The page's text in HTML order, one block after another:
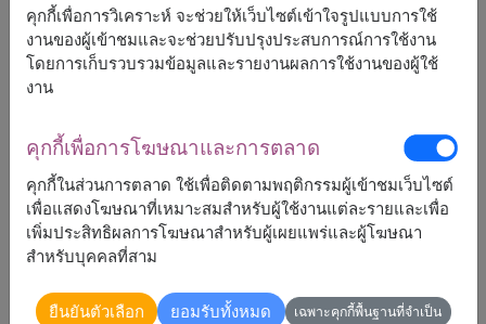
เล็กน้อย ขึ้นอยู่กับฤดูกาลและพื้นที่จัดส่ง
ราคาเปลี่ยนแปลงตามพื้นที่จัดส่ง
กรุงเทพ
กาญจนบุรี
กาฬสินธุ์
กำแพงเพชร
ขอนแก่น
จันทบุรี
ภูเก็ต
มหาสารคาม
มุกดาหาร
ยะลา
คุกกี้เพื่อการวิเคราะห์ จะช่วยให้เว็บไซต์เข้าใจรูปแบบการใช้
งานของผู้เข้าชมและจะช่วยปรับปรุงประสบการณ์การใช้งาน
โดยการเก็บรวบรวมข้อมูลและรายงานผลการใช้งานของผู้ใช้
งาน
คุกกี้เพื่อการโฆษณาและการตลาด
คุกกี้ในส่วนการตลาด ใช้เพื่อติดตามพฤติกรรมผู้เข้าชมเว็บไซต์
เพื่อแสดงโฆษณาที่เหมาะสมสำหรับผู้ใช้งานแต่ละรายและเพื่อ
เพิ่มประสิทธิผลการโฆษณาสำหรับผู้เผยแพร่และผู้โฆษณา
สำหรับบุคคลที่สาม
ยืนยันตัวเลือก ยอมรับทั้งหมด เฉพาะคุกกี้พื้นฐานที่จำเป็น